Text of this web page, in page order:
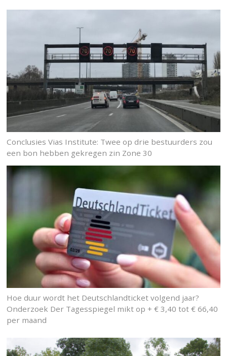
Conclusies Vias Institute: Twee op drie bestuurders zou
een bon hebben gekregen zin Zone 30
Hoe duur wordt het Deutschlandticket volgend jaar?
Onderzoek Der Tagesspiegel mikt op + € 3,40 tot € 66,40
per maand